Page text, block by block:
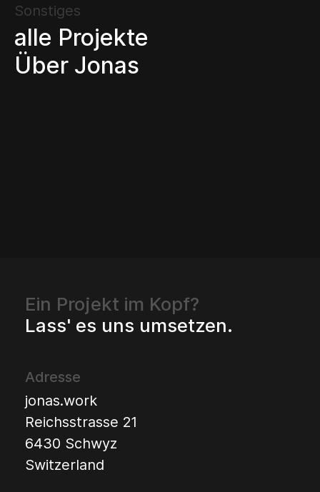
Sonstiges
alle Projekte
Über Jonas
Ein Projekt im Kopf?
Lass' es uns umsetzen.
Adresse
jonas.work
Reichsstrasse 21
6430 Schwyz
Switzerland